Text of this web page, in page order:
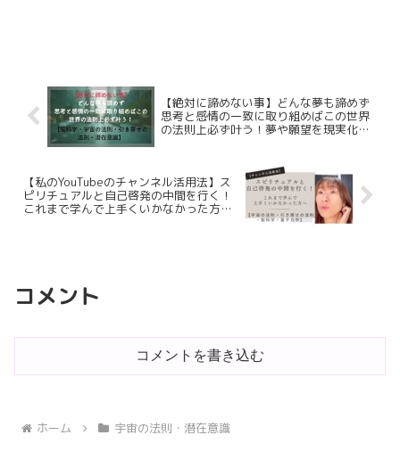
【絶対に諦めない事】どんな夢も諦めず
思考と感情の一致に取り組めばこの世界
の法則上必ず叶う！夢や願望を現実化
寄せの法則・潜在意識】
【私のYouTubeのチャンネル活用法】ス
ピリチュアルと自己啓発の中間を行く！
これまで学んで上手くいかなかった方へ
コメント
コメントを書き込む
ホーム 宇宙の法則・潜在意識